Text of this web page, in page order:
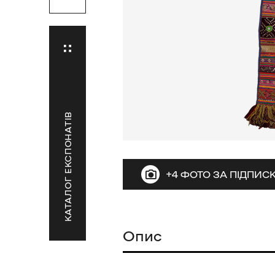
КАТАЛОГ ЕКСПОНАТІВ +4 ФОТО ЗА
Опис